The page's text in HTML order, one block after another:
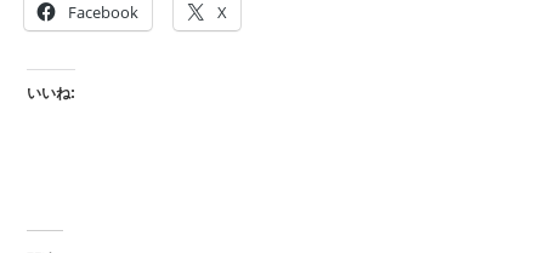
Facebook X
いいね: